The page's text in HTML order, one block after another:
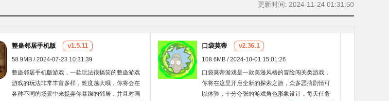
更新时间: 2024-11-24 01:31:50
整蛊邻居手机版 v1.5.11
58.9MB / 2024-07-23 10:31:39
整蛊邻居手机版游戏，一款玩法很搞笑的整蛊游戏
游戏的玩法非常丰富多样，难度越大哦，你将会在
各种不同的场景中来捉弄你暴躁的邻居，并且对画
口袋莫蒂 v2.36.1
108.6MB / 2024-10-01 15:01:26
口袋莫蒂游戏是一款美漫风格的冒险闯关类游戏，
你将在这里开启全新的探索之旅，众多恶搞剧情可
以体验，十分夸张的游戏角色形象设计，每天任务